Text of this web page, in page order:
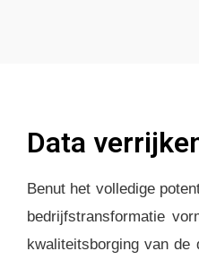
Data
Benut het volledige
bedrijfstransformatie
kwaliteitsborging van